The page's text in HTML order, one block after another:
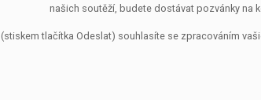
našich soutěží, budete dostávat pozvánky na
tlačítka Odeslat) souhlasíte se zpracováním